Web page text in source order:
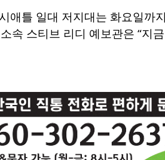
애틀 일대 저지대는 화요일
속 스티브 리디 예보관은 “지